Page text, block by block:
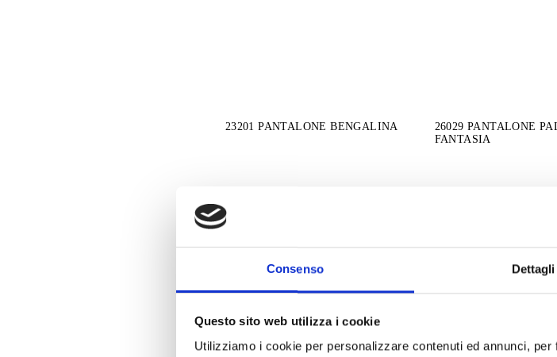
Consenso Dettagli
Questo sito web utilizza i cookie
Utilizziamo i cookie per personalizzare contenuti ed annunci,
23201 PANTALONE BENGALINA
26029 PANTALONE
FANTASIA